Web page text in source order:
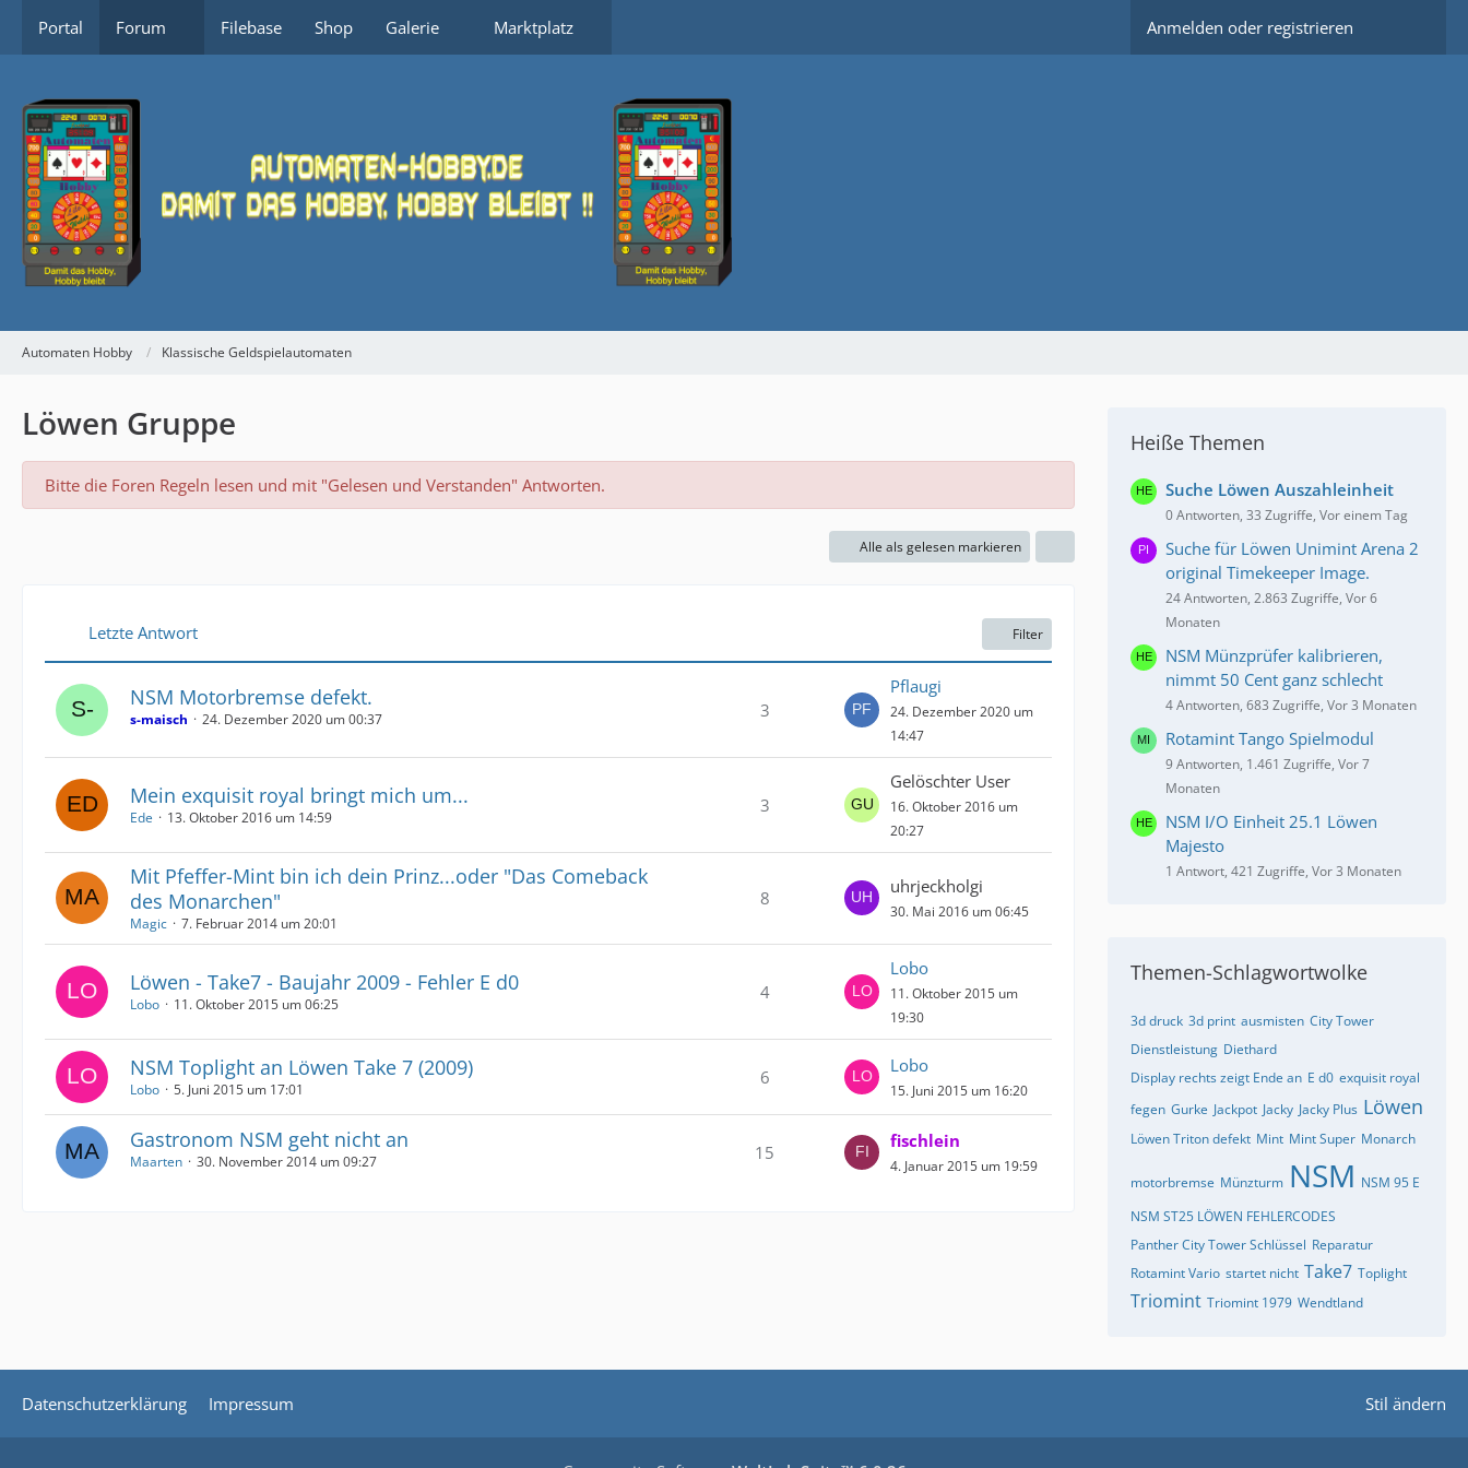
Portal Forum Filebase Shop Galerie Marktplatz Anmelden oder registrieren
Automaten Hobby Klassische Geldspielautomaten
Löwen Gruppe
Bitte die Foren Regeln lesen und mit "Gelesen und Verstanden" Antworten.
Alle als gelesen markieren
Letzte Antwort Filter
NSM Motorbremse defekt.
s-maisch 24. Dezember 2020 um 00:37 3
Pflaugi
24. Dezember 2020 um
14:47
Mein exquisit royal bringt mich um...
Ede 13. Oktober 2016 um 14:59
3
Gelöschter User
16. Oktober 2016 um
20:27
Mit Pfeffer-Mint bin ich dein Prinz...oder "Das Comeback
des Monarchen"
Magic 7. Februar 2014 um 20:01
8
uhrjeckholgi
30. Mai 2016 um 06:45
Löwen - Take7 - Baujahr 2009 - Fehler E d0
Lobo 11. Oktober 2015 um 06:25
4
Lobo
11. Oktober 2015 um
19:30
NSM Toplight an Löwen Take 7 (2009)
Lobo 5. Juni 2015 um 17:01
6
Lobo
15. Juni 2015 um 16:20
Gastronom NSM geht nicht an
Maarten 30. November 2014 um 09:27 15
fischlein
4. Januar 2015 um 19:59
Heiße Themen
Suche Löwen Auszahleinheit
0 Antworten, 33 Zugriffe, Vor einem Tag
Suche für Löwen Unimint Arena 2
original Timekeeper Image.
24 Antworten, 2.863 Zugriffe, Vor 6
Monaten
NSM Münzprüfer kalibrieren,
nimmt 50 Cent ganz schlecht
4 Antworten, 683 Zugriffe, Vor 3 Monaten
Rotamint Tango Spielmodul
9 Antworten, 1.461 Zugriffe, Vor 7
Monaten
NSM I/O Einheit 25.1 Löwen
Majesto
1 Antwort, 421 Zugriffe, Vor 3 Monaten
Themen-Schlagwortwolke
3d druck 3d print ausmisten City Tower
Dienstleistung Diethard
Display rechts zeigt Ende an E d0 exquisit royal
fegen Gurke Jackpot Jacky Jacky Plus Löwen
Löwen Triton defekt Mint Mint Super Monarch
motorbremse Münzturm NSM NSM 95 E
NSM ST25 LÖWEN FEHLERCODES
Panther City Tower Schlüssel Reparatur
Rotamint Vario startet nicht Take7 Toplight
Triomint Triomint 1979 Wendtland
Stil ändern
Datenschutzerklärung Impressum